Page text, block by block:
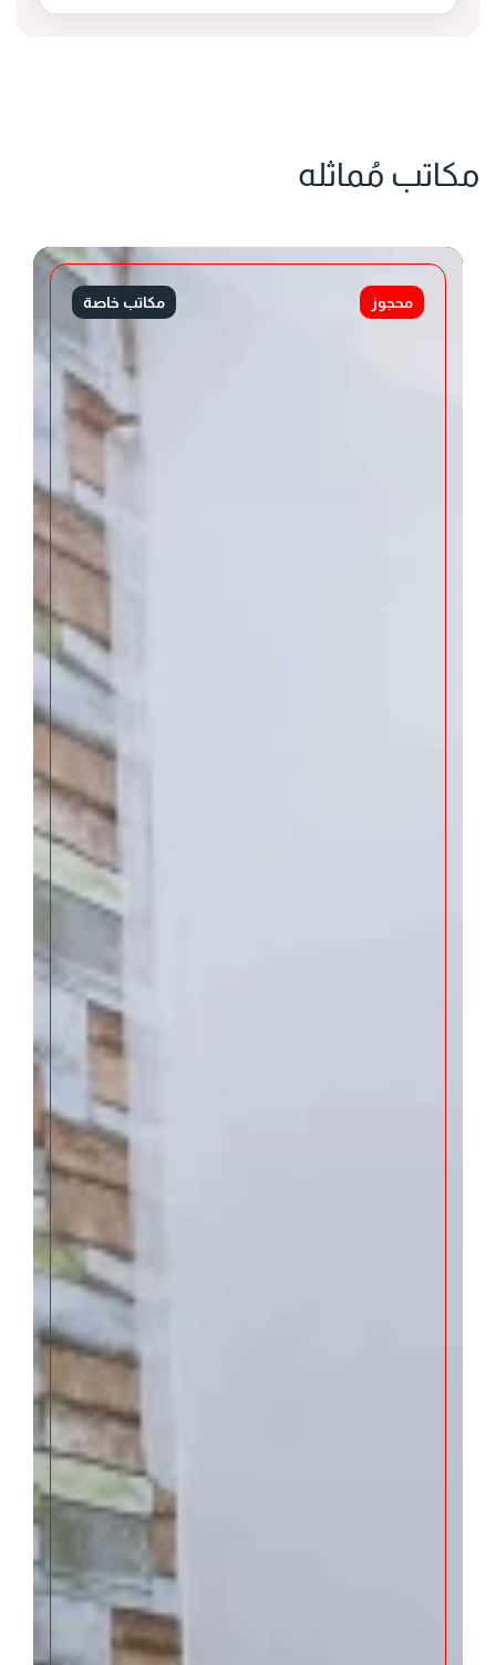
مكاتب مُماثله
مكاتب خاصة محجوز